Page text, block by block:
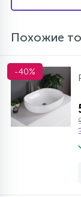
Похожие
-40%